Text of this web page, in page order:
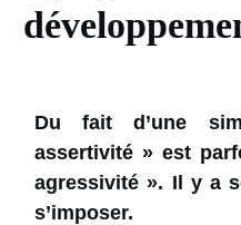
Du fait d’une
assertivité » est
agressivité ». Il y a
s’imposer.